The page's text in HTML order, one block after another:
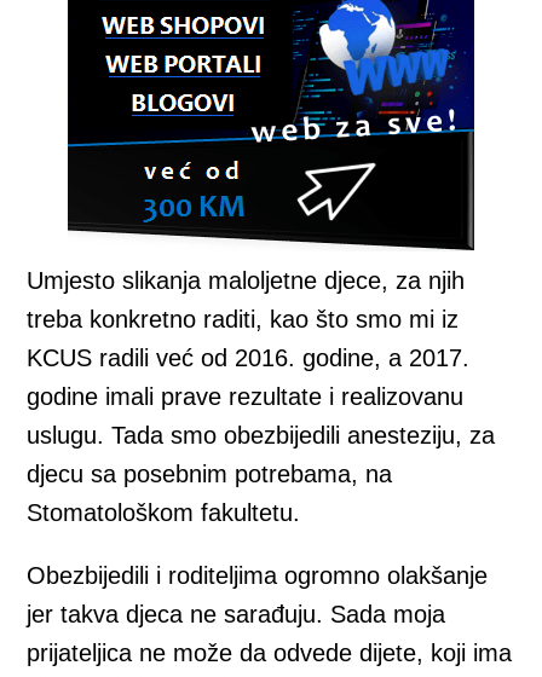
Umjesto slikanja maloljetne djece, za njih
treba konkretno raditi, kao što smo mi iz
KCUS radili već od 2016. godine, a 2017.
godine imali prave rezultate i realizovanu
uslugu. Tada smo obezbijedili anesteziju, za
djecu sa posebnim potrebama, na
Stomatološkom fakultetu.
Obezbijedili i roditeljima ogromno olakšanje
jer takva djeca ne sarađuju. Sada moja
prijateljica ne može da odvede dijete, koji ima